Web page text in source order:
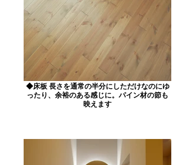
◆床板 長さを通常の半分にしただけなのにゆ
ったり、余裕のある感じに。パイン材の節も
映えます